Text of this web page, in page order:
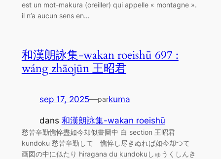
est un mot-makura (oreiller) qui appelle « montagne ».
il n’a aucun sens en…
和漢朗詠集-wakan roeishū 697 :
wáng zhāojūn 王昭君
sep 17, 2025—parkuma
dans 和漢朗詠集-wakan roeishū
愁苦辛勤憔悴盡如今却似畫圖中 白 section 王昭君
kundoku 愁苦辛勤して 憔悴し尽きぬれば如今却つて
画図の中に似たり hiragana du kundokuしゅうくしんき